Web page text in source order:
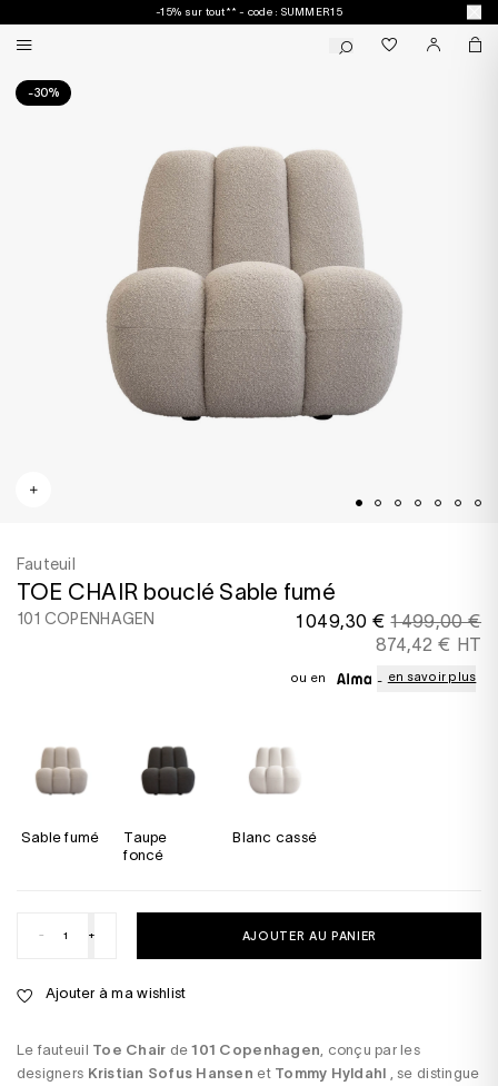
-15% sur tout** - code : SUMMER15
-30%
Fauteuil
TOE CHAIR bouclé Sable fumé
101 COPENHAGEN 1 049,30 €1 499,00 €
874,42 € HT
ou en en savoir plus
Le fauteuil Toe Chair de101 Copenhagen , conçu par les
designers Kristian Sofus Hansen et Tommy Hyldahl , se distingue
Sable fumé
Taupe
foncé
Blanc cassé
- + AJOUTER AU PANIER
Ajouter à ma wishlist